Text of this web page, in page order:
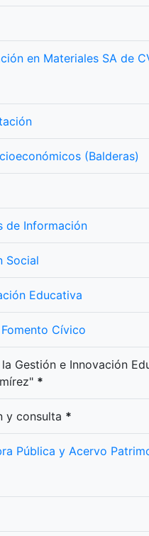
en Materiales SA de
(Balderas)
de Información
Social
Educativa
Cívico
Gestión e Innovación
*
y consulta *
Pública y Acervo